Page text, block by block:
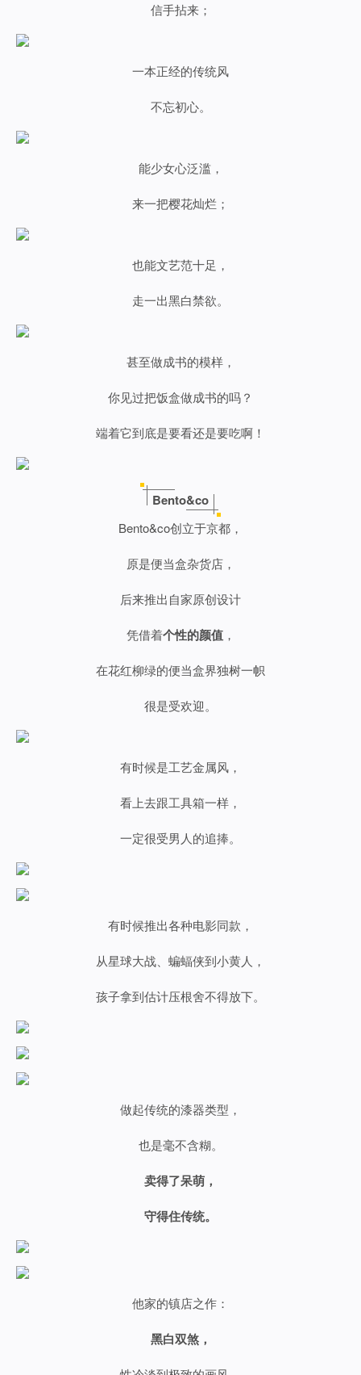
信手拈来；
一本正经的传统风
不忘初心。
能少女心泛滥，
来一把樱花灿烂；
也能文艺范十足，
走一出黑白禁欲。
甚至做成书的模样，
你见过把饭盒做成书的吗？
端着它到底是要看还是要吃啊！
Bento&co
Bento&co创立于京都，
原是便当盒杂货店，
后来推出自家原创设计
凭借着个性的颜值，
在花红柳绿的便当盒界独树一帜
很是受欢迎。
有时候是工艺金属风，
看上去跟工具箱一样，
一定很受男人的追捧。
有时候推出各种电影同款，
从星球大战、 蝙蝠侠到小黄人 ，
孩子拿到估计压根舍不得放下。
做起传统的漆器类型，
也是毫不含糊。
卖得了呆萌，
守得住传统。
他家的镇店之作：
黑白双煞，